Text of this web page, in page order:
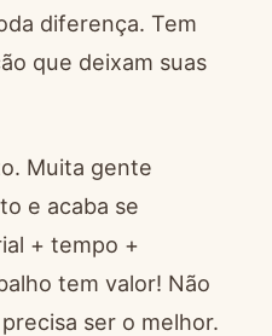
diferença. Tem
que deixam suas
Muita gente
e acaba se
+ tempo +
tem valor! Não
ser o melhor.